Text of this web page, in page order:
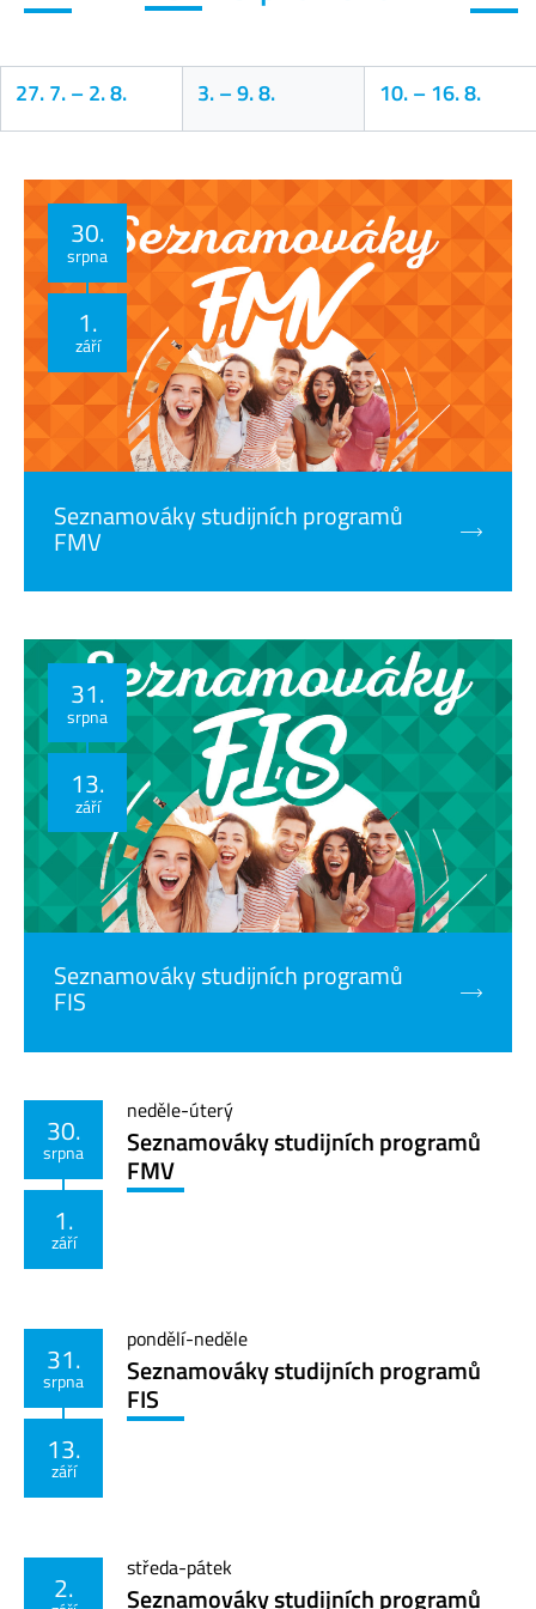
27. 7.–2. 8. 3.–9. 8. 10.–16. 8.
Kalendář
30.
srpna
1.
září
Seznamováky studijních programů
FMV
31.
srpna
13.
září
Seznamováky studijních programů
FIS
30.
srpna
1.
září
neděle-úterý
Seznamováky studijních programů
FMV
31.
srpna
13.
září
pondělí-neděle
Seznamováky studijních programů
FIS
2.
středa-pátek
Seznamováky studijních programů